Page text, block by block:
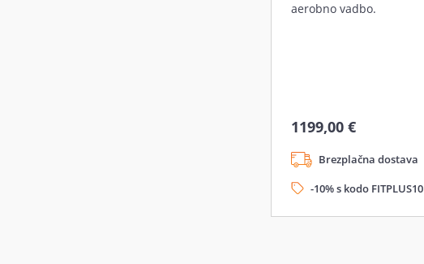
aerobno vadbo.
1199,00 €
Brezplačna dostava
-10% s kodo FITPLUS10